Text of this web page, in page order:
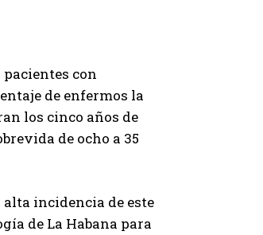
pacientes con
de enfermos la
los cinco años de
de ocho a 35
incidencia de este
de La Habana para